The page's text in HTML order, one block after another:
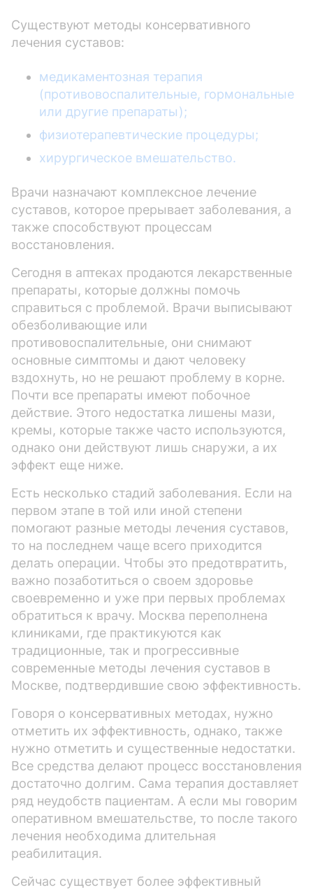
Существуют методы консервативного
лечения суставов:
медикаментозная терапия
(противовоспалительные, гормональные
или другие препараты);
физиотерапевтические процедуры;
хирургическое вмешательство.
Врачи назначают комплексное лечение
суставов, которое прерывает заболевания, а
также способствуют процессам
восстановления.
Сегодня в аптеках продаются лекарственные
препараты, которые должны помочь
справиться с проблемой. Врачи выписывают
обезболивающие или
противовоспалительные, они снимают
основные симптомы и дают человеку
вздохнуть, но не решают проблему в корне.
Почти все препараты имеют побочное
действие. Этого недостатка лишены мази,
кремы, которые также часто используются,
однако они действуют лишь снаружи, а их
эффект еще ниже.
Есть несколько стадий заболевания. Если на
первом этапе в той или иной степени
помогают разные методы лечения суставов,
то на последнем чаще всего приходится
делать операции. Чтобы это предотвратить,
важно позаботиться о своем здоровье
своевременно и уже при первых проблемах
обратиться к врачу. Москва переполнена
клиниками, где практикуются как
традиционные, так и прогрессивные
современные методы лечения суставов в
Москве, подтвердившие свою эффективность.
Говоря о консервативных методах, нужно
отметить их эффективность, однако, также
нужно отметить и существенные недостатки.
Все средства делают процесс восстановления
достаточно долгим. Сама терапия доставляет
ряд неудобств пациентам. А если мы говорим
оперативном вмешательстве, то после такого
лечения необходима длительная
реабилитация.
Сейчас существует более эффективный